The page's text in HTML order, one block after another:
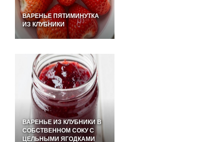
ВАРЕНЬЕ ПЯТИМИНУТКА
ИЗ КЛУБНИКИ
ВАРЕНЬЕ ИЗ КЛУБНИКИ В
СОБСТВЕННОМ СОКУ С
ЦЕЛЬНЫМИ ЯГОДКАМИ